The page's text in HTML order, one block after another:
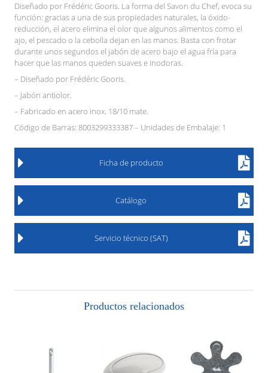
Diseñado por Frédéric Gooris. La forma del Savon du Chef, evoca su
función: gracias a una de sus propiedades naturales, la óxido-
reducción, el acero elimina el olor que algunos alimentos como el
ajo, el pescado o la cebolla dejan en las manos. Basta con frotar
durante unos segundos el jabón de acero bajo el agua fría para
hacer que las manos queden suaves e inodoras.
– Diseñado por Frédéric Gooris.
– Jabón antiolor.
– Fabricado en acero inox. 18/10 mate.
Código de Barras: 8003299333387 – Unidades de Embalaje: 1
Ficha de producto
Catálogo
Servicio técnico (SAT)
Productos relacionados